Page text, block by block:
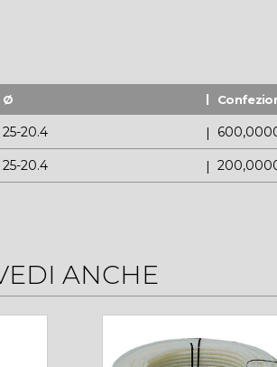
Ø
25-20.4
25-20.4
ANCHE